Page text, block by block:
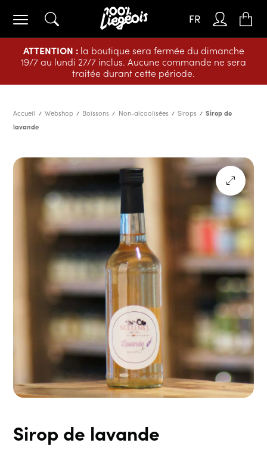
ATTENTION :la boutique sera fermée du dimanche
19/7 au lundi 27/7 inclus. Aucune commande ne sera
traitée durant cette période.
FR
Accueil Webshop Boissons Non-alcoolisées Sirops
Sirop de
lavande
Sirop de lavande